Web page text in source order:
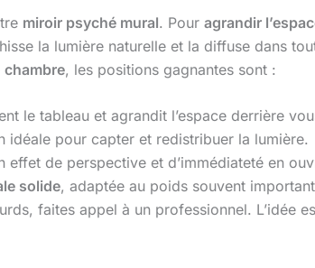
miroir psyché mural. Pour agrandir
la lumière naturelle et la diffuse dans
chambre, les positions gagnantes sont :
le tableau et agrandit l’espace derrière
idéale pour capter et redistribuer la lumière.
effet de perspective et d’immédiateté en
solide, adaptée au poids souvent
faites appel à un professionnel. L’idée